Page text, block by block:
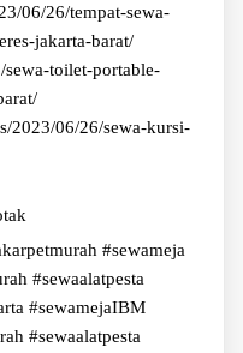
06/26/tempat-sewa-
jakarta-barat/
toilet-portable-
2023/06/26/sewa-kursi-
#sewameja
#sewaalatpesta
#sewamejaIBM
#sewaalatpesta